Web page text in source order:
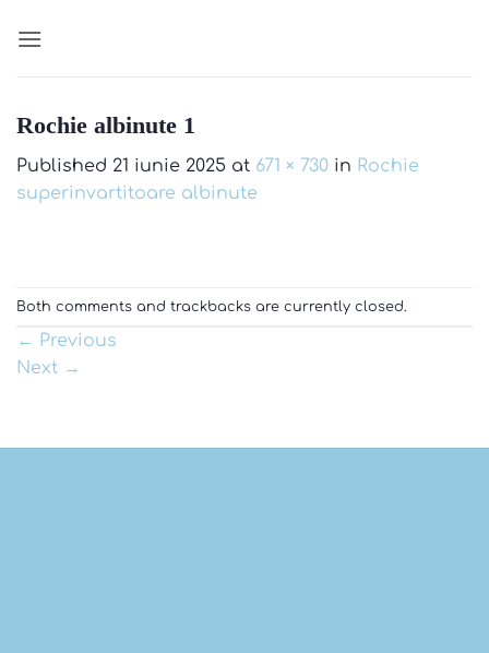
Rochie albinute 1
Published 21 iunie 2025 at 671 × 730 in Rochie
superinvartitoare albinute
Both comments and trackbacks are currently closed.
← Previous
Next →